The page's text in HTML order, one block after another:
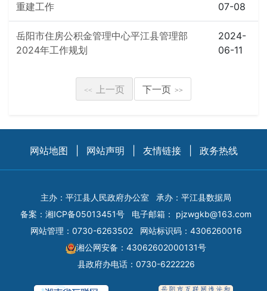
重建工作
07-08
岳阳市住房公积金管理中心平江县管理部
2024年工作规划
2024-
06-11
<< 上一页 下一页 >>
网站地图 网站声明 友情链接 政务热线
主办：平江县人民政府办公室
承办：平江县数据局
备案： 湘ICP备05013451号 电子邮箱： pjzwgkb@163.com
网站管理：0730-6263502
网站标识码：4306260016
湘公网安备：43062602000131号
县政府办电话：0730-6222226